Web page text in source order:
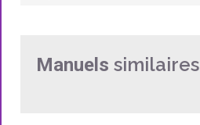
Manuels similaires